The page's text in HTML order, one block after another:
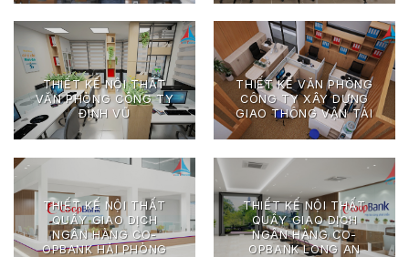
THIẾT KẾ NỘI THẤT
VĂN PHÒNG CÔNG TY
ĐÌNH VŨ
THIẾT KẾ VĂN PHÒNG
CÔNG TY XÂY DỰNG
GIAO THÔNG VẬN TẢI
THIẾT KẾ NỘI THẤT
QUẦY GIAO DỊCH
NGÂN HÀNG CO-
OPBANK HẢI PHÒNG
THIẾT KẾ NỘI THẤT
QUẦY GIAO DỊCH
NGÂN HÀNG CO-
OPBANK LONG AN